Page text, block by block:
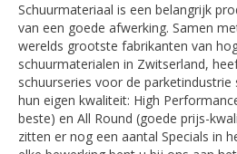
Schuurmateriaal is een belangrijk
van een goede afwerking. Samen
werelds grootste fabrikanten van
schuurmaterialen in Zwitserland,
schuurseries voor de
hun eigen kwaliteit: High
beste) en All Round (goede prijs-
zitten er nog een aantal Specials in